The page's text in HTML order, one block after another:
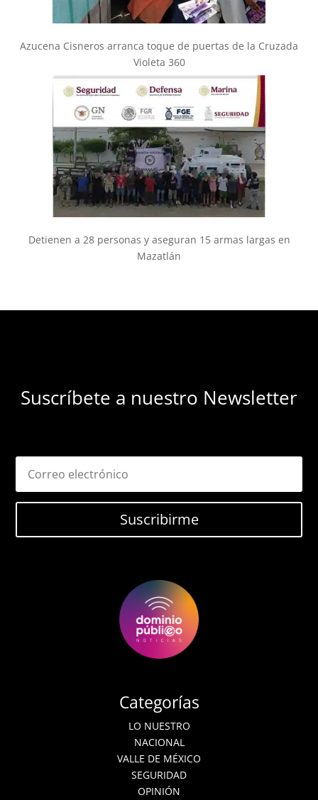
Azucena Cisneros arranca toque de puertas de la Cruzada
Violeta 360
Detienen a 28 personas y aseguran 15 armas largas en
Mazatlán
Suscríbete a nuestro Newsletter
Suscribirme
Categorías
LO NUESTRO
NACIONAL
VALLE DE MÉXICO
SEGURIDAD
OPINIÓN